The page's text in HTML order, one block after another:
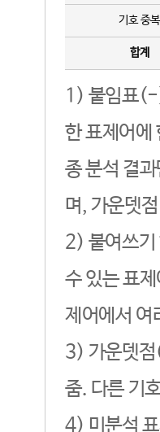
기호 중복
합계
1) 붙임표(-
한 표제어에
종 분석 결
며, 가운뎃
2) 붙여쓰기
수 있는 표
제어에서 여
3) 가운뎃점
줌. 다른 기
4) 미분석